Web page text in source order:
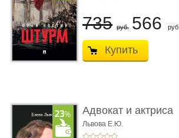
735 руб. 566 руб.
Купить
Адвокат и актриса
Львова Е.Ю.